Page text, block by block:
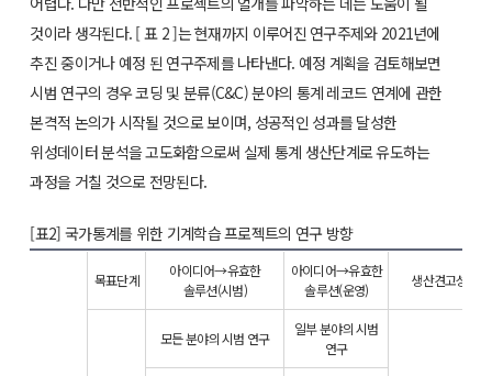
것이라 생각된다. [ 표 2 ]는 현재까지 이루어진 연구주제와 2021년에
추진 중이거나 예정 된 연구주제를 나타낸다. 예정 계획을 검토해보면
시범 연구의 경우 코딩 및 분류(C&C) 분야의 통계 레코드 연계에 관한
본격적 논의가 시작될 것으로 보이며, 성공적인 성과를 달성한
위성데이터 분석을 고도화함으로써 실제 통계 생산단계로 유도하는
과정을 거칠 것으로 전망된다.
[표2] 국가통계를 위한 기계학습 프로젝트의 연구 방향
목표단계
아이디어→유효한
솔루션(시범)
아이디어→유효한
솔루션(운영)
생산견고성 보
모든 분야의 시범 연구
일부 분야의 시범
연구